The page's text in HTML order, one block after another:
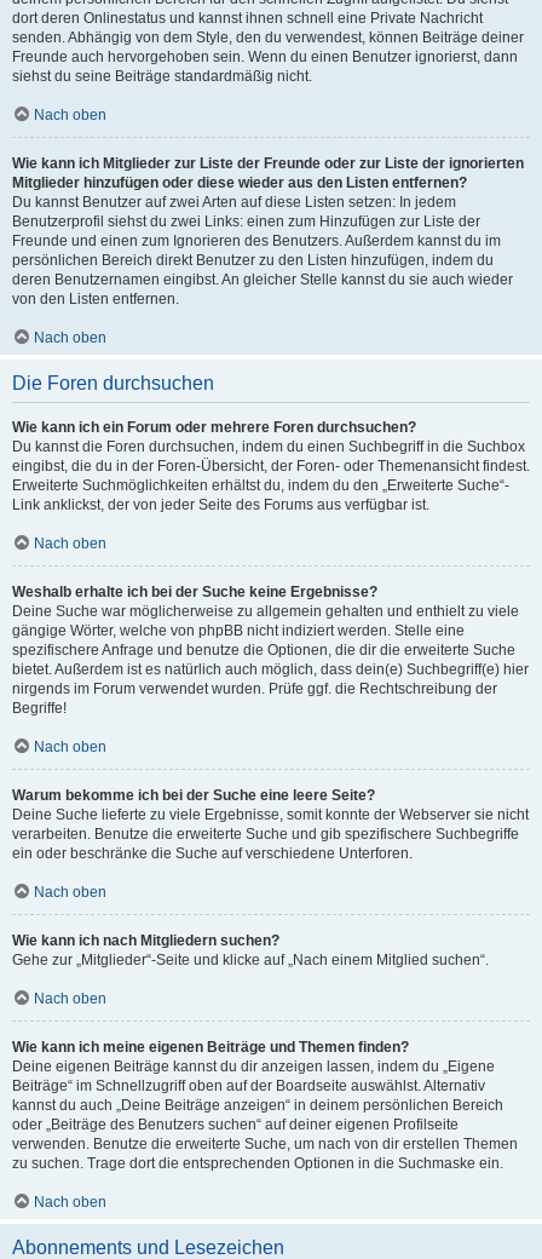
dort deren Onlinestatus und kannst ihnen schnell eine Private Nachricht
senden. Abhängig von dem Style, den du verwendest, können Beiträge deiner
Freunde auch hervorgehoben sein. Wenn du einen Benutzer ignorierst, dann
siehst du seine Beiträge standardmäßig nicht.
Nach oben
Wie kann ich Mitglieder zur Liste der Freunde oder zur Liste der ignorierten
Mitglieder hinzufügen oder diese wieder aus den Listen entfernen?
Du kannst Benutzer auf zwei Arten auf diese Listen setzen: In jedem
Benutzerprofil siehst du zwei Links: einen zum Hinzufügen zur Liste der
Freunde und einen zum Ignorieren des Benutzers. Außerdem kannst du im
persönlichen Bereich direkt Benutzer zu den Listen hinzufügen, indem du
deren Benutzernamen eingibst. An gleicher Stelle kannst du sie auch wieder
von den Listen entfernen.
Nach oben
Die Foren durchsuchen
Wie kann ich ein Forum oder mehrere Foren durchsuchen?
Du kannst die Foren durchsuchen, indem du einen Suchbegriff in die Suchbox
eingibst, die du in der Foren-Übersicht, der Foren- oder Themenansicht findest.
Erweiterte Suchmöglichkeiten erhältst du, indem du den „Erweiterte Suche“-
Link anklickst, der von jeder Seite des Forums aus verfügbar ist.
Nach oben
Weshalb erhalte ich bei der Suche keine Ergebnisse?
Deine Suche war möglicherweise zu allgemein gehalten und enthielt zu viele
gängige Wörter, welche von phpBB nicht indiziert werden. Stelle eine
spezifischere Anfrage und benutze die Optionen, die dir die erweiterte Suche
bietet. Außerdem ist es natürlich auch möglich, dass dein(e) Suchbegriff(e) hier
nirgends im Forum verwendet wurden. Prüfe ggf. die Rechtschreibung der
Begriffe!
Nach oben
Warum bekomme ich bei der Suche eine leere Seite?
Deine Suche lieferte zu viele Ergebnisse, somit konnte der Webserver sie nicht
verarbeiten. Benutze die erweiterte Suche und gib spezifischere Suchbegriffe
ein oder beschränke die Suche auf verschiedene Unterforen.
Nach oben
Wie kann ich nach Mitgliedern suchen?
Gehe zur „Mitglieder“-Seite und klicke auf „Nach einem Mitglied suchen“.
Nach oben
Wie kann ich meine eigenen Beiträge und Themen finden?
Deine eigenen Beiträge kannst du dir anzeigen lassen, indem du „Eigene
Beiträge“ im Schnellzugriff oben auf der Boardseite auswählst. Alternativ
kannst du auch „Deine Beiträge anzeigen“ in deinem persönlichen Bereich
oder „Beiträge des Benutzers suchen“ auf deiner eigenen Profilseite
verwenden. Benutze die erweiterte Suche, um nach von dir erstellen Themen
zu suchen. Trage dort die entsprechenden Optionen in die Suchmaske ein.
Nach oben
Abonnements und Lesezeichen